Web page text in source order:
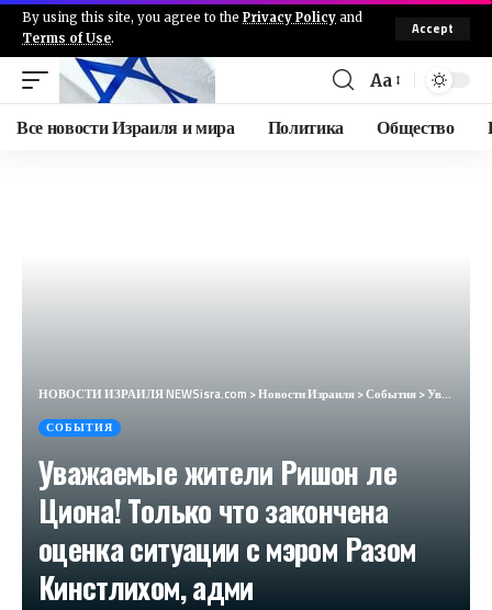
By using this site, you agree to the Privacy Policy and
Terms of Use.
Accept
Aa
Все новости Израиля и мира Политика Общество
НОВОСТИ ИЗРАИЛЯ NEWSisra.com >Новости Израиля>События>Уважаемые жители Ришон ле Циона! Только что закончена оценка ситуации с мэром Разом Кинстлихом, адми
СОБЫТИЯ
Уважаемые жители Ришон ле
Циона! Только что закончена
оценка ситуации с мэром Разом
Кинстлихом, адми